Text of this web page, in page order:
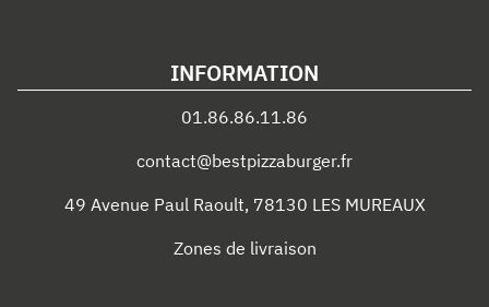
INFORMATION
01.86.86.11.86
contact@bestpizzaburger.fr
49 Avenue Paul Raoult, 78130 LES MUREAUX
Zones de livraison